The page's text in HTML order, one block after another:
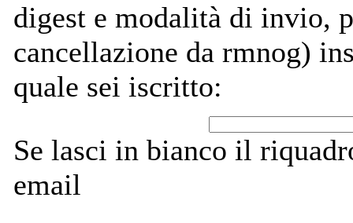
digest e modalità di invio,
cancellazione da rmnog)
quale sei iscritto:
Se lasci in bianco il
email